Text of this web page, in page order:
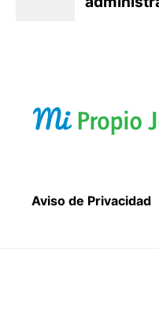
Aviso de Privacidad